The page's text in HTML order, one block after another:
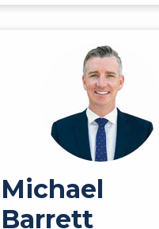
Michael
Barrett